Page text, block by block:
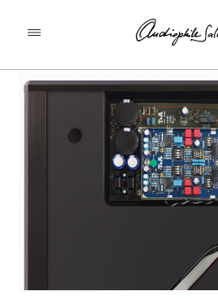
KEZDŐLAP TERMÉKEK
/
T+A PHE-G R MM LEMEZJÁTSZÓ